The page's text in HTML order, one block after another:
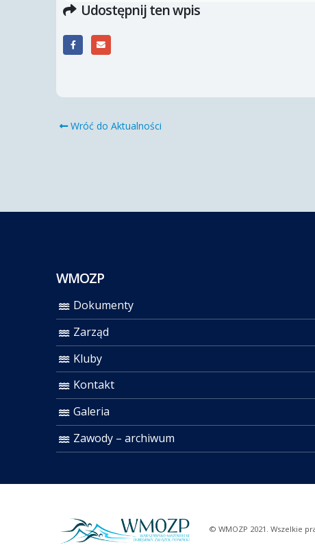
Udostępnij ten wpis
Wróć do Aktualności
WMOZP
Dokumenty
Zarząd
Kluby
Kontakt
Galeria
Zawody – archiwum
© WMOZP 2021. Wszelkie